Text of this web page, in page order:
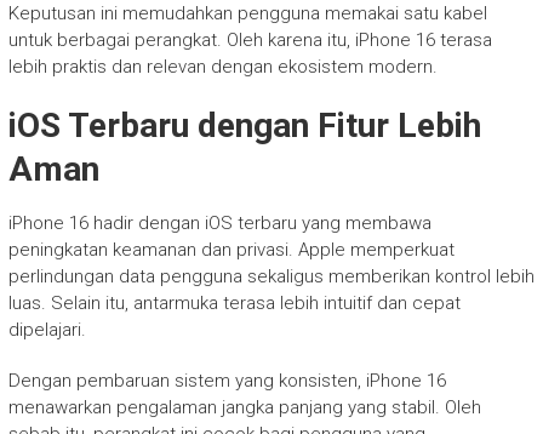
Keputusan ini memudahkan pengguna memakai satu kabel
untuk berbagai perangkat. Oleh karena itu, iPhone 16 terasa
lebih praktis dan relevan dengan ekosistem modern.
iOS Terbaru dengan Fitur Lebih
Aman
iPhone 16 hadir dengan iOS terbaru yang membawa
peningkatan keamanan dan privasi. Apple memperkuat
perlindungan data pengguna sekaligus memberikan kontrol lebih
luas. Selain itu, antarmuka terasa lebih intuitif dan cepat
dipelajari.
Dengan pembaruan sistem yang konsisten, iPhone 16
menawarkan pengalaman jangka panjang yang stabil. Oleh